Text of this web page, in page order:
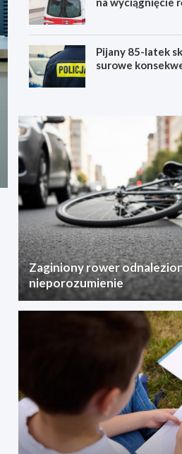
Pijany 85-latek
surowe
Zaginiony rower
nieporozumienie